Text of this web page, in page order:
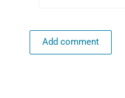
Add comment